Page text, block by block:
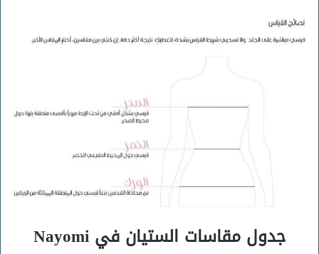
جدول مقاسات الستيان في Nayomi